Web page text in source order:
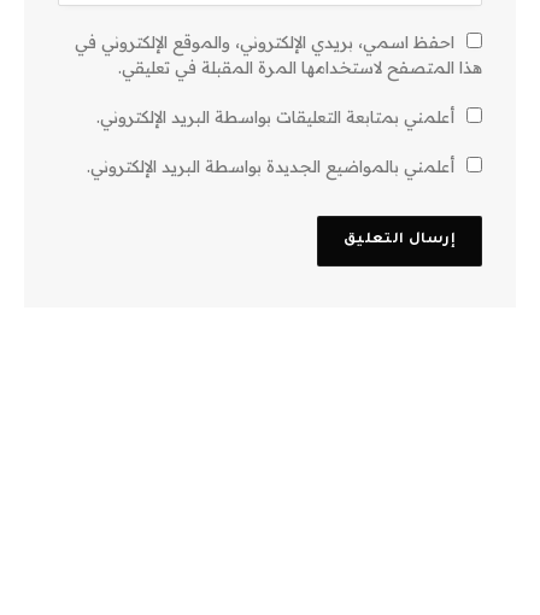
احفظ اسمي، بريدي الإلكتروني، والموقع الإلكتروني في
هذا المتصفح لاستخدامها المرة المقبلة في تعليقي.
أعلمني بمتابعة التعليقات بواسطة البريد الإلكتروني.
أعلمني بالمواضيع الجديدة بواسطة البريد الإلكتروني.